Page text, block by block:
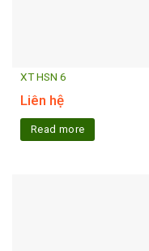
XT HSN 6
Liên hệ
Read more